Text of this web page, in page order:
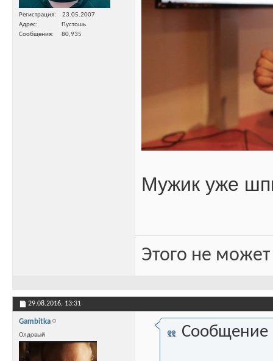
Регистрация
23.05.2007
Адрес
Пустошь
Сообщения
80,935
Мужик уже
Этого не
29.08.2016, 13:31
Gambitka
Олдовый Сообщение